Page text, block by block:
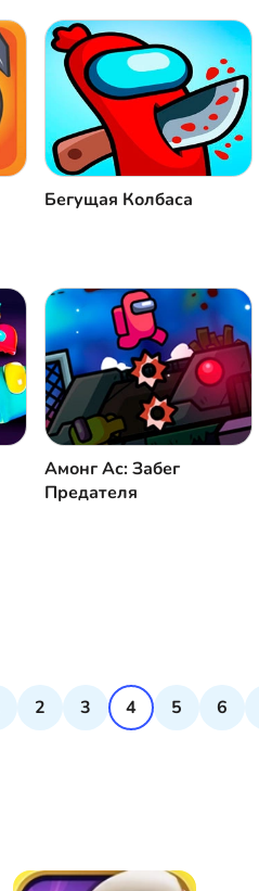
Бегущая Колбаса
Амонг Ас: Забег
Предателя
2 3 4 5 6